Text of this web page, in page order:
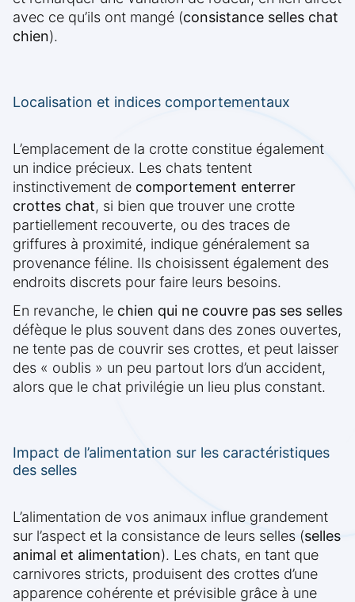
avec ce qu’ils ont mangé (consistance selles chat
chien).
Localisation et indices comportementaux
L’emplacement de la crotte constitue également
un indice précieux. Les chats tentent
instinctivement de comportement enterrer
crottes chat, si bien que trouver une crotte
partiellement recouverte, ou des traces de
griffures à proximité, indique généralement sa
provenance féline. Ils choisissent également des
endroits discrets pour faire leurs besoins.
En revanche, le chien qui ne couvre pas ses selles
défèque le plus souvent dans des zones ouvertes,
ne tente pas de couvrir ses crottes, et peut laisser
des « oublis » un peu partout lors d’un accident,
alors que le chat privilégie un lieu plus constant.
Impact de l’alimentation sur les caractéristiques
des selles
L’alimentation de vos animaux influe grandement
sur l’aspect et la consistance de leurs selles (selles
animal et alimentation). Les chats, en tant que
carnivores stricts, produisent des crottes d’une
apparence cohérente et prévisible grâce à une